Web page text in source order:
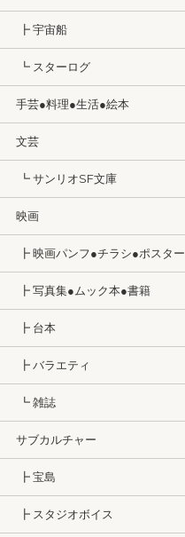
┣ 宇宙船
┗ スターログ
手芸●料理●生活●絵本
文芸
┗ サンリオSF文庫
映画
┣ 映画パンフ●チラシ●ポスター
┣ 写真集●ムック本●書籍
┣ 台本
┣ バラエティ
┗ 雑誌
サブカルチャー
┣ 宝島
┣ スタジオボイス